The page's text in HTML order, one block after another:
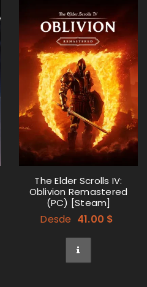
The Elder Scrolls IV:
Oblivion Remastered
(PC) [Steam]
Desde 41.00 $